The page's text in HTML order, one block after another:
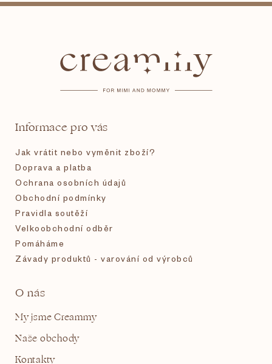
Informace pro vás
Jak vrátit nebo vyměnit zboží?
Doprava a platba
Ochrana osobních údajů
Obchodní podmínky
Pravidla soutěží
Velkoobchodní odběr
Pomáháme
Závady produktů - varování od výrobců
O nás
My jsme Creammy
Naše obchody
Kontakty